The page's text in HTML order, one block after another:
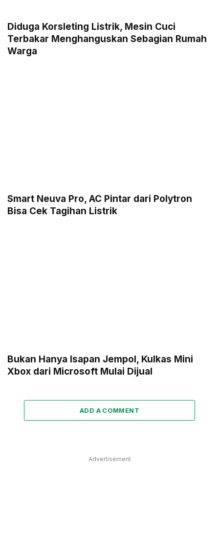
Diduga Korsleting Listrik, Mesin Cuci
Terbakar Menghanguskan Sebagian Rumah
Warga
Smart Neuva Pro, AC Pintar dari Polytron
Bisa Cek Tagihan Listrik
Bukan Hanya Isapan Jempol, Kulkas Mini
Xbox dari Microsoft Mulai Dijual
ADD A COMMENT
Advertisement